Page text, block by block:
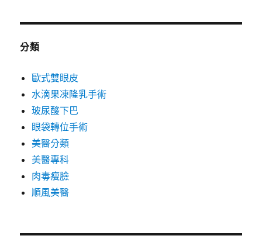
分類
歐式雙眼皮
水滴果凍隆乳手術
玻尿酸下巴
眼袋轉位手術
美醫分類
美醫專科
肉毒瘦臉
順風美醫